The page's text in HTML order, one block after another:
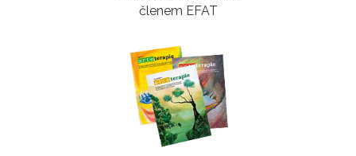
členem EFAT